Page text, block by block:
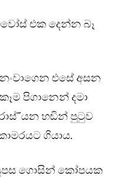
එක දෙන්න බෑ
එසේ අසන
පිගානෙන් දමා
හඬින් පුටුව
ගියාය.
ගොසින් කෝපයක